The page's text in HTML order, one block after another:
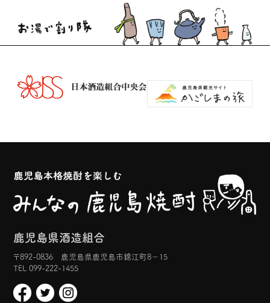
鹿児島県酒造組合
〒892-0836 鹿児島県鹿児島市錦江町8−15
TEL 099-222-1455